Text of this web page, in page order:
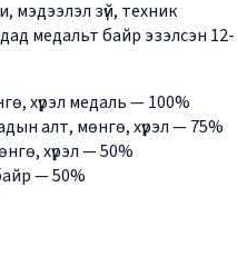
зүй, техник
медальт байр эзэлсэн 12-
хүрэл медаль — 100%
алт, мөнгө, хүрэл — 75%
хүрэл — 50%
— 50%